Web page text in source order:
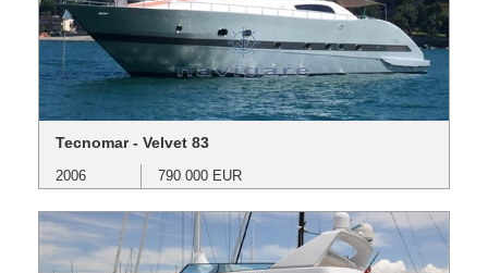
Tecnomar - Velvet 83
2006 790 000 EUR